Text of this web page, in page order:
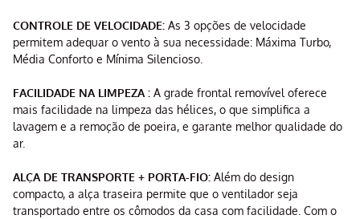
CONTROLE DE VELOCIDADE: As 3 opções de velocidade
permitem adequar o vento à sua necessidade: Máxima Turbo,
Média Conforto e Mínima Silencioso.
FACILIDADE NA LIMPEZA : A grade frontal removível oferece
mais facilidade na limpeza das hélices, o que simplifica a
lavagem e a remoção de poeira, e garante melhor qualidade do
ar.
ALÇA DE TRANSPORTE + PORTA-FIO: Além do design
compacto, a alça traseira permite que o ventilador seja
transportado entre os cômodos da casa com facilidade. Com o